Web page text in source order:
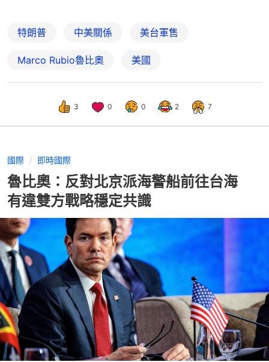
特朗普 中美關係 美台軍售
Marco Rubio魯比奧 美國
3 0 0 2 7
國際 即時國際
魯比奧：反對北京派海警船前往台海
有違雙方戰略穩定共識